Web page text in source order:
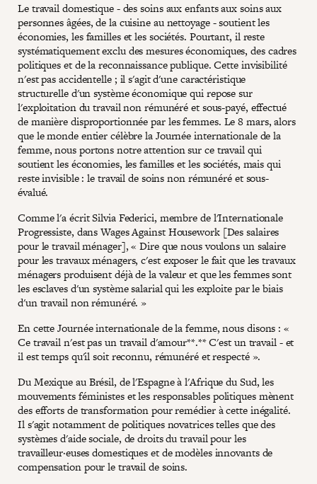
Le travail domestique - des soins aux enfants aux soins aux
personnes âgées, de la cuisine au nettoyage - soutient les
économies, les familles et les sociétés. Pourtant, il reste
systématiquement exclu des mesures économiques, des cadres
politiques et de la reconnaissance publique. Cette invisibilité
n'est pas accidentelle ; il s'agit d'une caractéristique
structurelle d'un système économique qui repose sur
l'exploitation du travail non rémunéré et sous-payé, effectué
de manière disproportionnée par les femmes. Le 8 mars, alors
que le monde entier célèbre la Journée internationale de la
femme, nous portons notre attention sur ce travail qui
soutient les économies, les familles et les sociétés, mais qui
reste invisible : le travail de soins non rémunéré et sous-
évalué.
Comme l'a écrit Silvia Federici, membre de l'Internationale
Progressiste, dans Wages Against Housework [Des salaires
pour le travail ménager], « Dire que nous voulons un salaire
pour les travaux ménagers, c'est exposer le fait que les travaux
ménagers produisent déjà de la valeur et que les femmes sont
les esclaves d'un système salarial qui les exploite par le biais
d'un travail non rémunéré. »
En cette Journée internationale de la femme, nous disons : «
Ce travail n'est pas un travail d'amour**.** C'est un travail - et
il est temps qu'il soit reconnu, rémunéré et respecté ».
Du Mexique au Brésil, de l'Espagne à l'Afrique du Sud, les
mouvements féministes et les responsables politiques mènent
des efforts de transformation pour remédier à cette inégalité.
Il s'agit notamment de politiques novatrices telles que des
systèmes d'aide sociale, de droits du travail pour les
travailleur·euses domestiques et de modèles innovants de
compensation pour le travail de soins.